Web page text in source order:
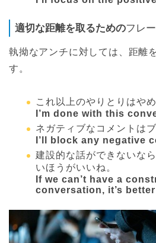
適切な距離を取るためのフレ
執拗なアンチに対しては、距離
す。
これ以上のやりとりはやめ
I’m done with this
ネガティブなコメントは
I’ll block any negative
建設的な話ができないな
いほうがいいね。
If we can’t have a
conversation, it’s